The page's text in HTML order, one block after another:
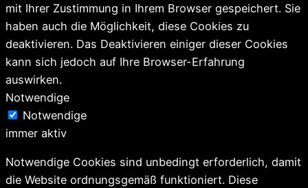
mit Ihrer Zustimmung in Ihrem Browser gespeichert. Sie
haben auch die Möglichkeit, diese Cookies zu
deaktivieren. Das Deaktivieren einiger dieser Cookies
kann sich jedoch auf Ihre Browser-Erfahrung
auswirken.
Notwendige
Notwendige
immer aktiv
Notwendige Cookies sind unbedingt erforderlich, damit
die Website ordnungsgemäß funktioniert. Diese